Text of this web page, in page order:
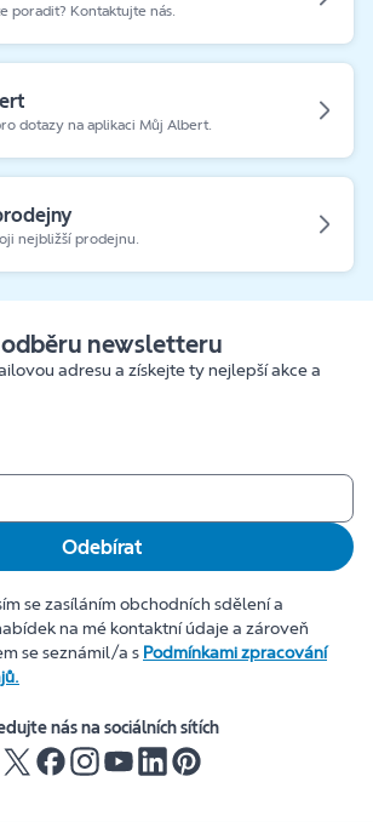
poradit? Kontaktujte nás.
dotazy na aplikaci Můj Albert.
nejbližší prodejnu.
newsletteru
adresu a získejte ty nejlepší akce a
Odebírat
se zasíláním obchodních sdělení a
na mé kontaktní údaje a zároveň
se seznámil/a s Podmínkami zpracování
nás na sociálních sítích